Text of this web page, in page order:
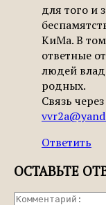
для того и
КиМа. В том
ответные
людей
родных.
Связь
Ответить
ОСТАВЬТЕ